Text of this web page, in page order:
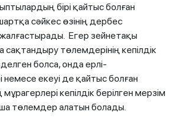
бірі қайтыс болған
сәйкес өзінің дербес
Егер зейнетақы
сақтандыру төлемдерінің кепілдік
болса, онда ерлі-
немесе екеуі де қайтыс болған
кепілдік берілген мерзім
төлемдер алатын болады.